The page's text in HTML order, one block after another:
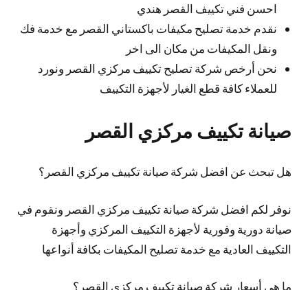
احسن فني تكييف القصر هندي
نقدم خدمة تصليح مكيفات باكستاني القصر مع خدمة فك
ونقل المكيفات من مكان الى اخر
نحن أرخص شركة تصليح تكييف مركزي القصر ونورد
للعملاء كافة قطع الغيار لأجهزة التكييف
صيانة تكييف مركزي القصر
هل تبحث عن افضل شركة صيانة تكييف مركزي القصر؟
نوفر لكم افضل شركة صيانة تكييف مركزي القصر ونقوم في
صيانة دورية وفورية لأجهزة التكييف المركزي وأجهزة
التكييف العادية مع خدمة تصليح المكيفات بكافة أنواعها
ما هي أسعار شركة صيانة تكييف مركزي القصر؟